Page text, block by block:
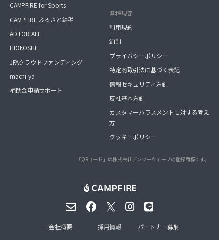
CAMPFIRE for Sports
CAMPFIRE ふるさと納税
AD FOR ALL
HIOKOSHI
JFAクラウドファンディング
machi-ya
補助金申請サポート
各種規定
利用規約
細則
プライバシーポリシー
特定商取引法に基づく表記
情報セキュリティ方針
反社基本方針
カスタマーハラスメントに対する考え
方
クッキーポリシー
「QRコード」は株式会社デンソーウェーブの登録商標です。
会社概要 採用情報 パートナー募集